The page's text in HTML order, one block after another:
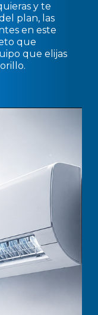
y te
plan, las
en este
que
que elijas